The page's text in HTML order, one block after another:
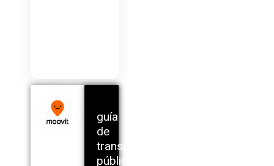
guía
de
transporte
público